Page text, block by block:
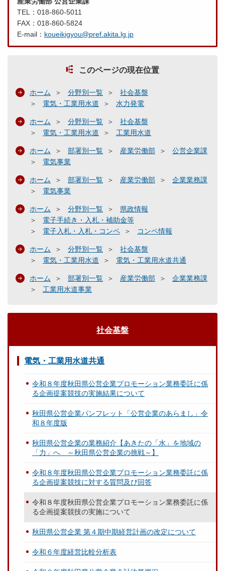
TEL：018-860-5011
FAX：018-860-5824
E-mail： koueikigyou@pref.akita.lg.jp
このページの現在位置
ホーム 分野別一覧
社会基盤
電気・工業用水道
水力発電
ホーム 分野別一覧
社会基盤
電気・工業用水道
工業用水道
ホーム 部署別一覧 産業労働部
公営企業課
電気事業
ホーム 部署別一覧 産業労働部
企業業務課
電気事業
ホーム 分野別一覧
県政情報
電子手続き・入札・補助金等
電子入札・入札・コンペ
コンペ情報
ホーム 分野別一覧
社会基盤
電気・工業用水道
電気・工業用水道共通
ホーム 部署別一覧 産業労働部
企業業務課
工業用水道事業
社会基盤
電気・工業用水道共通
令和８年度秋田県公営企業プロモーション業務委託に係
る企画提案競技の実施結果について
秋田県公営企業パンフレット「公営企業のあらまし」令
和８年度版
秋田県公営企業の業務紹介【あきたの「水」を地域の
「力」へ ～秋田県公営企業の挑戦～】
令和８年度秋田県公営企業プロモーション業務委託に係
る企画提案競技に対する質問及び回答
令和８年度秋田県公営企業プロモーション業務委託に係
る企画提案競技の実施について
秋田県公営企業 第４期中期経営計画の改定について
令和６年度経営比較分析表